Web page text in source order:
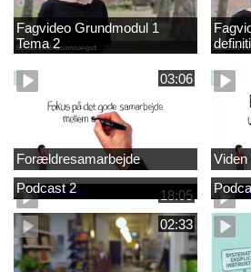
Fagvideo Grundmodul 1
Tema 2
03:06
Forældresamarbejde
18:05
Podcast 2
02:33